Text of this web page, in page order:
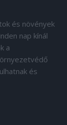
és növények
nap kínál
a
és